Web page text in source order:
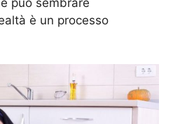
è un processo